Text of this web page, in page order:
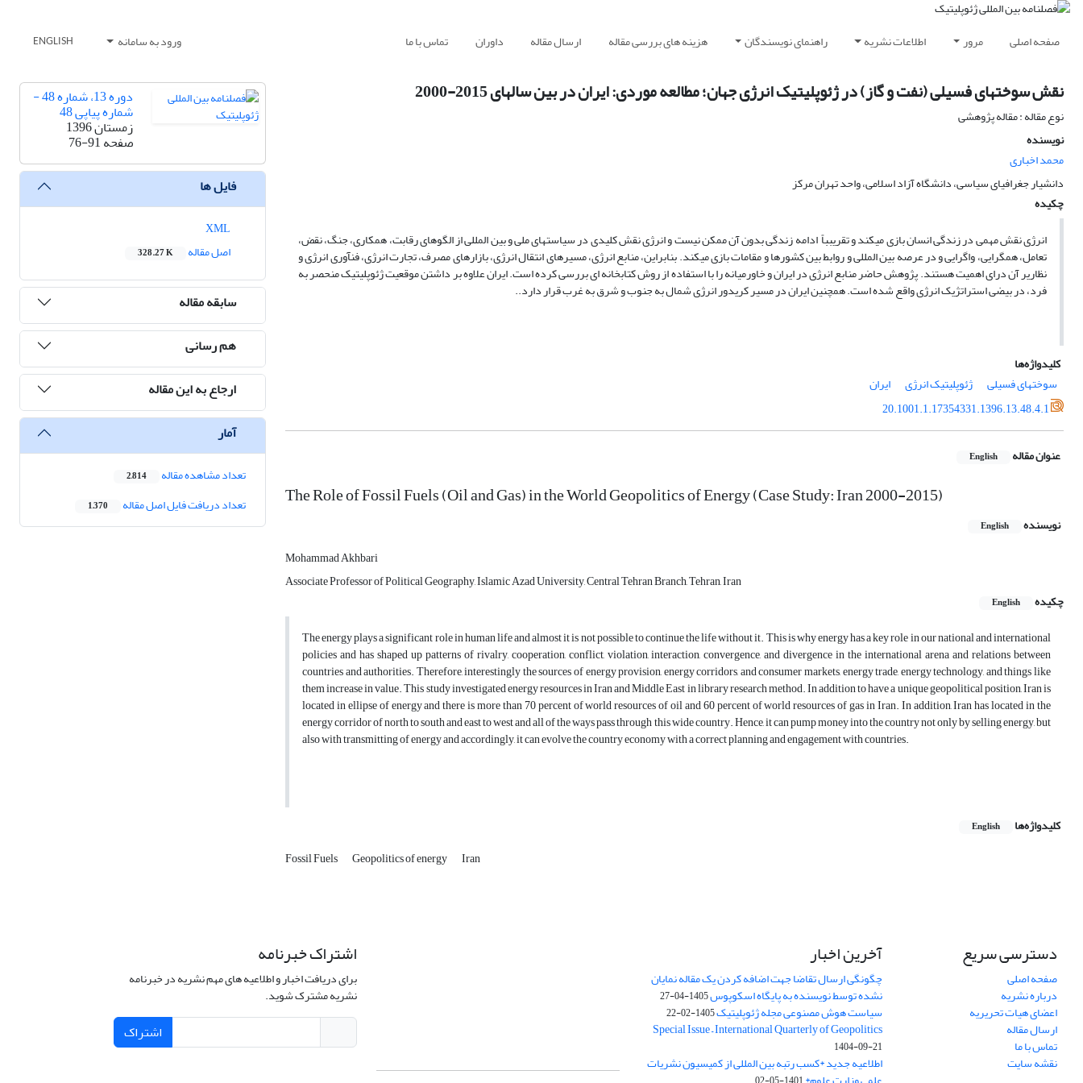
صفحه اصلی مرور اطلاعات نشریه راهنمای نویسندگان هزینه های بررسی مقاله ارسال مقاله داوران تماس با ما ورود به سامانه ENGLISH
نقش سوختهای فسیلی (نفت و گاز) در ژئوپلیتیک انرژی جهان؛ مطالعه موردی: ایران در بین سالهای 2015-2000
نوع مقاله : مقاله پژوهشی
نویسنده
محمد اخباری
دانشیار جغرافیای سیاسی، دانشگاه آزاد اسلامی، واحد تهران مرکز
چکیده
انرژی نقش مهمی در زندگی انسان بازی می​کند و تقریبباً ادامه زندگی بدون آن ممکن نیست و انرژی نقش کلیدی در سیاست​های ملی و بین​ المللی از الگوهای رقابت، همکاری، جنگ، نقض،
تعامل، همگرایی، واگرایی و در عرصه بین​ المللی و روابط بین کشورها و مقامات بازی می​کند. بنابراین، منابع انرژی، مسیرهای انتقال انرژی، بازارهای مصرف، تجارت انرژی، فن​آوری انرژی و
نظاریر آن درای اهمیت هستند. پژوهش حاضر منابع انرژی در ایران و خاورمیانه را با استفاده از روش کتابخانه ای بررسی کرده است. ایران علاوه بر داشتن موقعیت ژئوپلیتیک منحصر به
فرد، در بیضی استراتژیک انرژی واقع شده است. همچنین ایران در مسیر کریدور انرژی شمال به جنوب و شرق به غرب قرار دارد..
کلیدواژه‌ها
سوخت​های فسیلی
ژئوپلیتیک انرژی
ایران
20.1001.1.17354331.1396.13.48.4.1
عنوان مقاله English
The Role of Fossil Fuels (Oil and Gas) in the World Geopolitics of Energy (Case Study: Iran 2000-2015)
نویسنده English
Mohammad Akhbari
Associate Professor of Political Geography, Islamic Azad University, Central Tehran Branch, Tehran, Iran
چکیده
English
The energy plays a significant role in human life and almost it is not possible to continue the life without it. This is why energy has a key role in our national and international
policies and has shaped up patterns of rivalry, cooperation, conflict, violation, interaction, convergence, and divergence in the international arena and relations between
countries and authorities. Therefore, interestingly the sources of energy provision, energy corridors, and consumer markets, energy trade, energy technology, and things like
them increase in value. This study investigated energy resources in Iran and Middle East in library research method. In addition to have a unique geopolitical position, Iran is
located in ellipse of energy and there is more than 70 percent of world resources of oil and 60 percent of world resources of gas in Iran. In addition, Iran has located in the
energy corridor of north to south and east to west and all of the ways pass through this wide country. Hence, it can pump money into the country not only by selling energy, but
also with transmitting of energy and accordingly, it can evolve the country economy with a correct planning and engagement with countries.
کلیدواژه‌ها English
Fossil Fuels Geopolitics of energy Iran
دوره 13، شماره 48 -
شماره پیاپی 48
زمستان 1396
صفحه76-91
فایل ها
اصل مقاله
328.27 K
سابقه مقاله
هم رسانی
ارجاع به این مقاله
آمار
تعداد مشاهده مقاله 2,814
تعداد دریافت فایل اصل مقاله 1,370
دسترسی سریع
صفحه اصلی
درباره نشریه
اعضای هیات تحریریه
ارسال مقاله
تماس با ما
نقشه سایت
آخرین اخبار
چگونگی ارسال تقاضا جهت اضافه کردن یک مقاله نمایان
نشده توسط نویسنده به پایگاه اسکوپوس1405-04-27
سیاست هوش مصنوعی مجله ژئوپلیتیک1405-02-22
Special Issue – International Quarterly of Geopolitics
1404-09-21
اطلاعیه جدید *کسب رتبه بین المللی از کمیسیون نشریات
اشتراک خبرنامه
برای دریافت اخبار و اطلاعیه های مهم نشریه در خبرنامه
نشریه مشترک شوید.
اشتراک